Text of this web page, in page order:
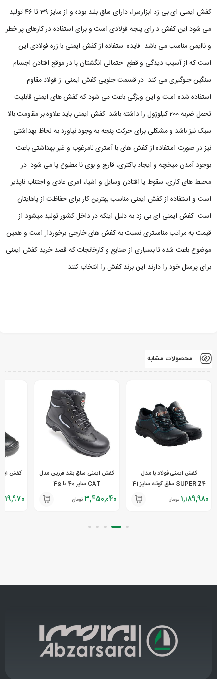
کفش ایمنی ای بی زد ابزارسرا، دارای ساق بلند بوده و از سایز 39 تا 46 تولید
می شود این کفش دارای پنجه فولادی است و برای استفاده در کارهای پر خطر
و ناایمن مناسب می باشد. فایده استفاده از کفش ایمنی با زره فولادی این
است که از آسیب دیدگی و قطع احتمالی انگشتان پا در موقع افتادن اجسام
سنگین جلوگیری می ‌کند. در قسمت جلویی کفش ایمنی از فولاد مقاوم
استفاده شده است و این ویژگی باعث می شود که کفش های ایمنی قابلیت
تحمل ضربه 200 کیلوژول را داشته باشد. کفش ایمنی باید علاوه بر مقاومت بالا
سبک نیز باشد و مشکلی برای حرکت پنجه به وجود نیاورد به لحاظ بهداشتی
نیز در صورت استفاده از کفش های با آستری نامرغوب و غیر بهداشتی باعث
بوجود آمدن میخچه و ایجاد باکتری، قارچ و بوی نا مطبوع پا می شود. در
محیط های کاری، سقوط یا افتادن وسایل و اشیاء امری عادی و اجتناب ناپذیر
است و استفاده از کفش ایمنی مناسب بهترین کار برای حفاظت از پاهایتان
است. کفش ایمنی ای بی زد به دلیل اینکه در داخل کشور تولید میشود از
قیمت به مراتب مناسبتری نسبت به کفش های خارجی برخوردار است و همین
موضوع باعث شده تا بسیاری از صنایع و کارخانجات که قصد خرید کفش ایمنی
برای پرسنل خود را دارند این برند کفش را انتخاب کنند.
محصولات مشابه
کفش ایمنی فولاد پا مدل
SUPER Z4 ساق کوتاه سایز 41
1,189,980 تومان
کفش ایمنی ساق بلند فرزین مدل
CAT سایز 40 تا 45
3,450,040 تومان
کفش